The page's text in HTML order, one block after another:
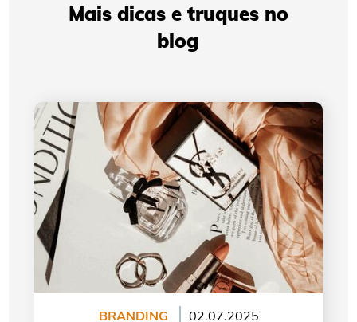
Mais dicas e truques no
blog
BRANDING 02.07.2025
A evolução do logotipo da Yves Saint Laurent